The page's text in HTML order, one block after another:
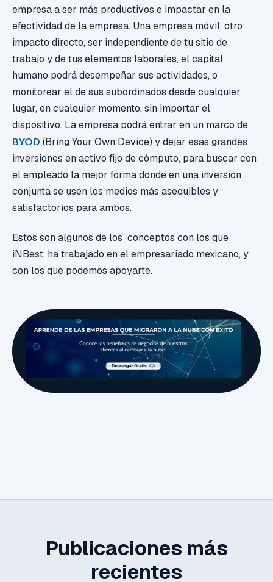
empresa a ser más productivos e impactar en la
efectividad de la empresa. Una empresa móvil, otro
impacto directo, ser independiente de tu sitio de
trabajo y de tus elementos laborales, el capital
humano podrá desempeñar sus actividades, o
monitorear el de sus subordinados desde cualquier
lugar, en cualquier momento, sin importar el
dispositivo. La empresa podrá entrar en un marco de
BYOD (Bring Your Own Device) y dejar esas grandes
inversiones en activo fijo de cómputo, para buscar con
el empleado la mejor forma donde en una inversión
conjunta se usen los medios más asequibles y
satisfactorios para ambos.
Estos son algunos de los conceptos con los que
iNBest, ha trabajado en el empresariado mexicano, y
con los que podemos apoyarte.
Publicaciones más
recientes